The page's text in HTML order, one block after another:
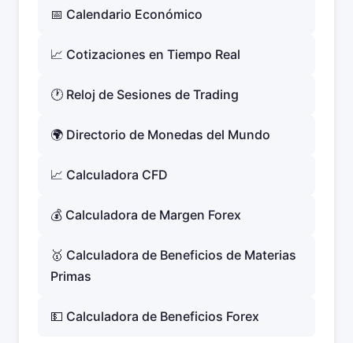
📅 Calendario Económico
📈 Cotizaciones en Tiempo Real
🕐 Reloj de Sesiones de Trading
🌍 Directorio de Monedas del Mundo
📈 Calculadora CFD
💰 Calculadora de Margen Forex
🥇 Calculadora de Beneficios de Materias
Primas
💵 Calculadora de Beneficios Forex